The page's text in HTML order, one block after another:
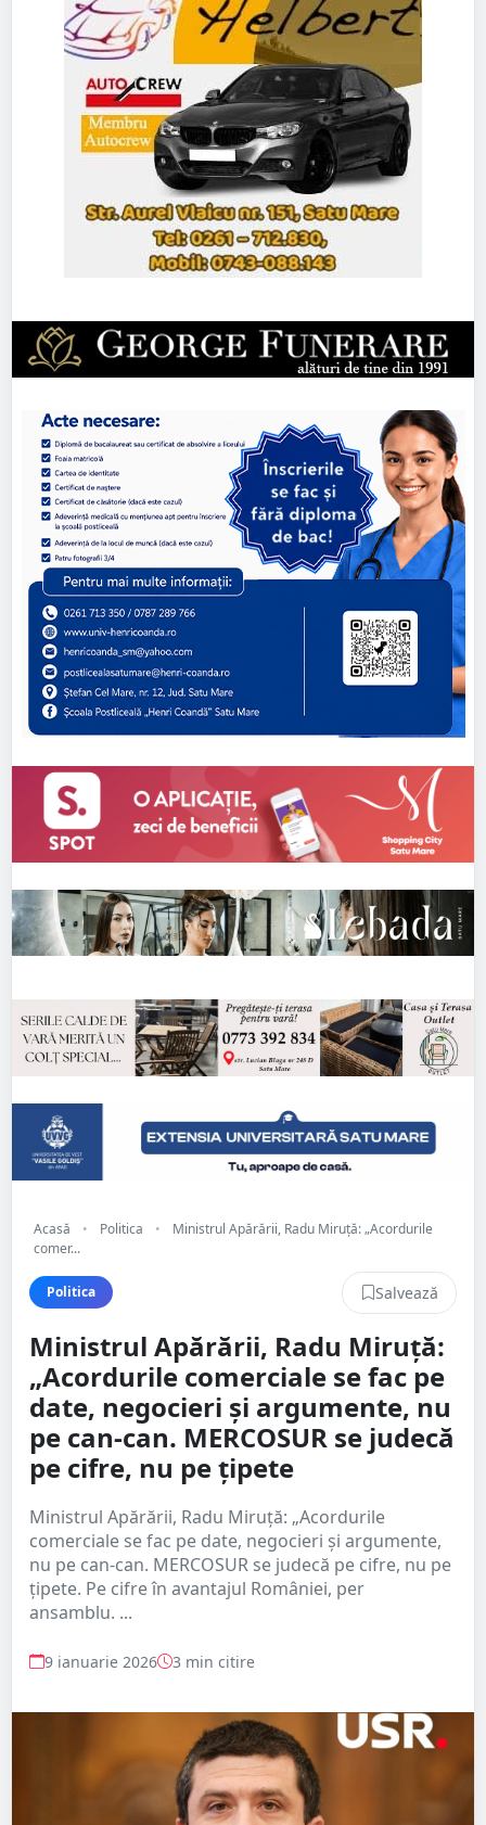
Acasă • Politica •
Ministrul Apărării, Radu Miruță: „Acordurile
comer...
Politica Salvează
Ministrul Apărării, Radu Miruță:
„Acordurile comerciale se fac pe
date, negocieri și argumente, nu
pe can-can. MERCOSUR se judecă
pe cifre, nu pe țipete
Ministrul Apărării, Radu Miruță: „Acordurile
comerciale se fac pe date, negocieri și argumente,
nu pe can-can. MERCOSUR se judecă pe cifre, nu pe
țipete. Pe cifre în avantajul României, per
ansamblu. ...
9 ianuarie 2026 3 min citire